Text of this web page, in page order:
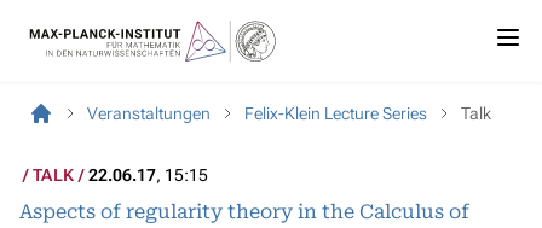
Veranstaltungen Felix-Klein Lecture Series Talk
TALK 22.06.17, 15:15
Aspects of regularity theory in the Calculus of